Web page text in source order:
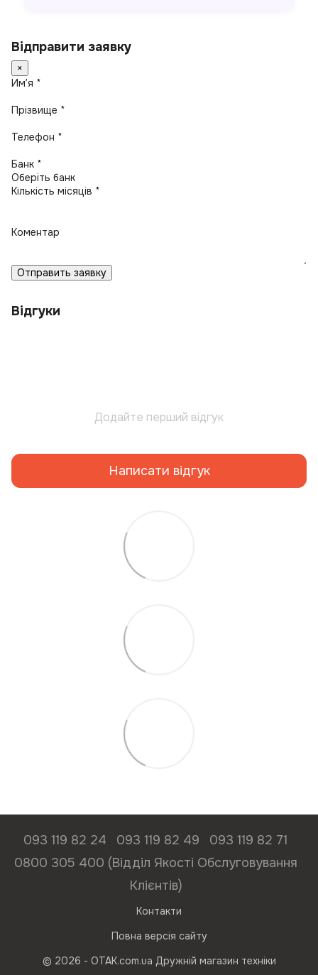
Відправити заявку
×
Имʼя *
Прізвище *
Телефон *
Банк *
Кількість місяців *
Коментар
Отправить заявку
Відгуки
Додайте перший відгук
Написати відгук
093 119 82 24 093 119 82 49
093 119 82 71
0800 305 400 (Відділ Якості Обслуговування
Клієнтів)
Контакти
Повна версія сайту
© 2026 - ОТАК.com.ua Дружній магазин техніки